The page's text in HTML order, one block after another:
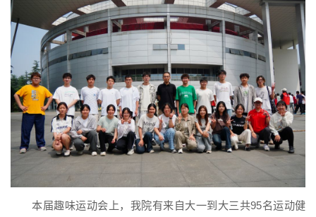
本届趣味运动会上，我院有来自大一到大三共95名运动健